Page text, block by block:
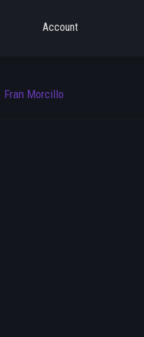
Account
Fran Morcillo